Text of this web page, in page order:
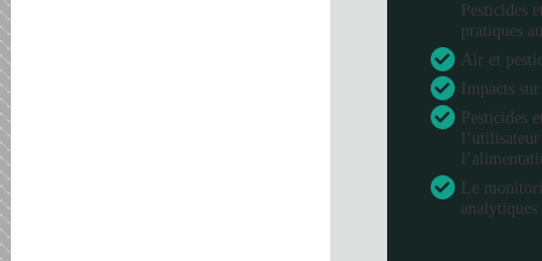
Pesticides
pratiques
Air et
Impacts
Pesticides
Le